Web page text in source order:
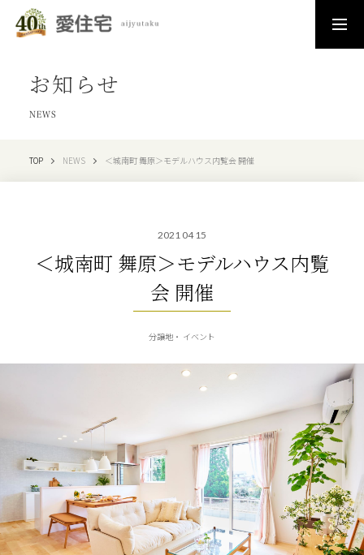
お知らせ
NEWS
TOP NEWS ＜城南町 舞原＞モデルハウス内覧会 開催
2021 04 15
＜城南町 舞原＞モデルハウス内覧
会 開催
分譲地 イベント